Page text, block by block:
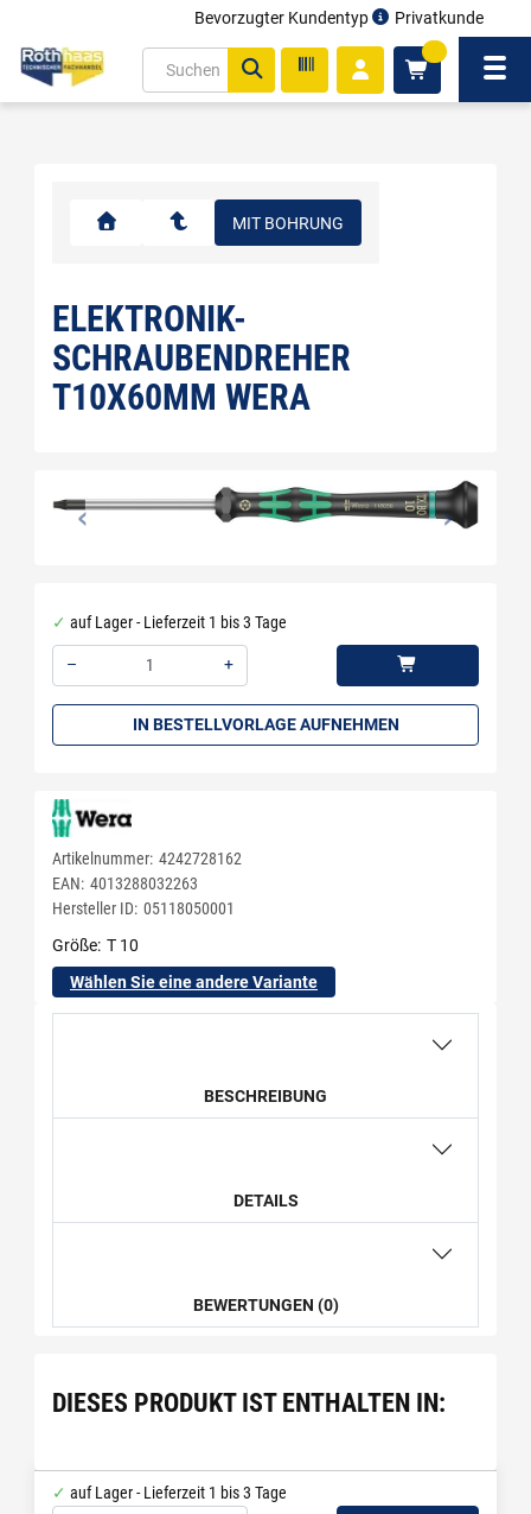
Bevorzugter Kundentyp Privatkunde
MIT BOHRUNG
ELEKTRONIK-
SCHRAUBENDREHER
T10X60MM WERA
auf Lager - Lieferzeit 1 bis 3 Tage
–
+
IN BESTELLVORLAGE AUFNEHMEN
Artikelnummer: 4242728162
EAN: 4013288032263
Hersteller ID: 05118050001
Größe T 10
Wählen Sie eine andere Variante
BESCHREIBUNG
DETAILS
BEWERTUNGEN (0)
DIESES PRODUKT IST ENTHALTEN IN:
auf Lager - Lieferzeit 1 bis 3 Tage